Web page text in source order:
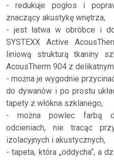
- redukuje pogłos i
znaczący akustykę wnętrza,
- jest łatwa w obróbce i
SYSTEXX Active
liniową strukturą tkaniny
AcousTherm 904 z
- można je wygodnie
do dywanów i po prostu
tapety z włókna szklanego,
- można powlec farbą
odcieniach, nie tracąc
izolacyjnych i akustycznych,
- tapeta, która „oddycha“, a